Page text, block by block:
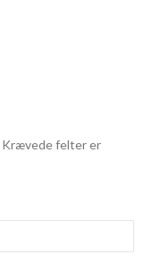
Krævede felter er